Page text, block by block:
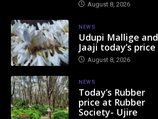
August 8, 2026
NEWS
Udupi Mallige and
Jaaji today’s price
August 8, 2026
NEWS
Today’s Rubber
price at Rubber
Society- Ujire